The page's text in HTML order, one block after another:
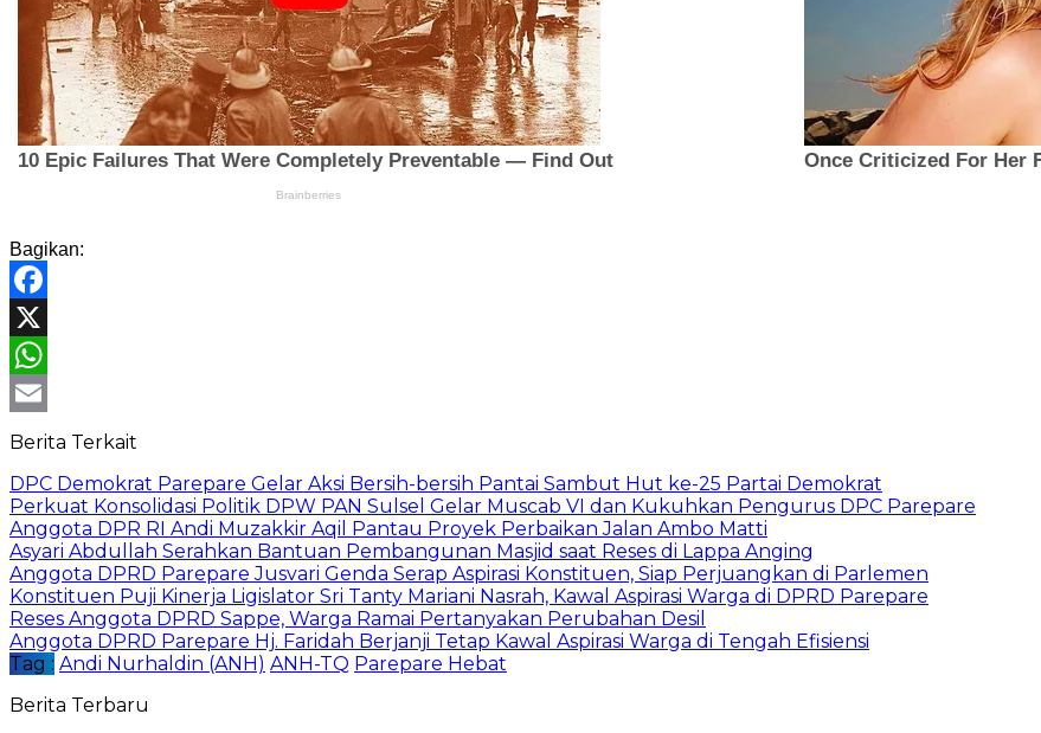
Bagikan:
Facebook
X
WhatsApp
Email
Berita Terkait
DPC Demokrat Parepare Gelar Aksi Bersih-bersih Pantai Sambut Hut ke-25 Partai Demokrat
Perkuat Konsolidasi Politik DPW PAN Sulsel Gelar Muscab VI dan Kukuhkan Pengurus DPC Parepare
Anggota DPR RI Andi Muzakkir Aqil Pantau Proyek Perbaikan Jalan Ambo Matti
Asyari Abdullah Serahkan Bantuan Pembangunan Masjid saat Reses di Lappa Anging
Anggota DPRD Parepare Jusvari Genda Serap Aspirasi Konstituen, Siap Perjuangkan di Parlemen
Konstituen Puji Kinerja Ligislator Sri Tanty Mariani Nasrah, Kawal Aspirasi Warga di DPRD Parepare
Reses Anggota DPRD Sappe, Warga Ramai Pertanyakan Perubahan Desil
Anggota DPRD Parepare Hj. Faridah Berjanji Tetap Kawal Aspirasi Warga di Tengah Efisiensi
Tag : Andi Nurhaldin (ANH) ANH-TQ Parepare Hebat
Berita Terbaru